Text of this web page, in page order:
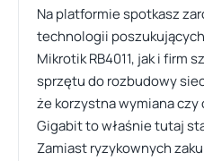
Na platformie spotkasz
technologii
Mikrotik RB4011, jak i firm
sprzętu do rozbudowy
że korzystna wymiana
Gigabit to właśnie tutaj
Zamiast ryzykownych